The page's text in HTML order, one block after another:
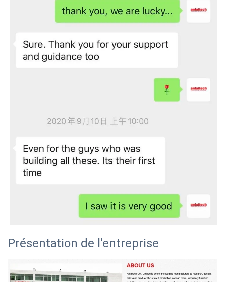
Présentation de l'entreprise